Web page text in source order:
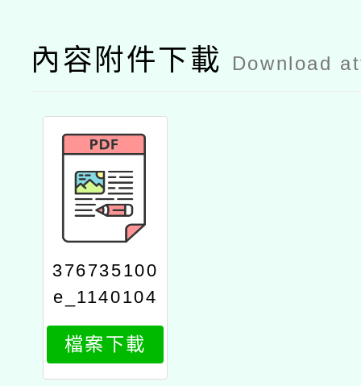
內容附件下載 Download
376735100
e_1140104
397_attach
2
檔案下載